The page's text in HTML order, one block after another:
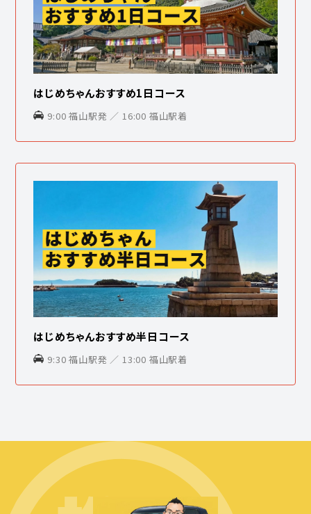
はじめちゃんおすすめ1日コース
9:00 福山駅発 ／ 16:00 福山駅着
はじめちゃんおすすめ半日コース
9:30 福山駅発 ／ 13:00 福山駅着